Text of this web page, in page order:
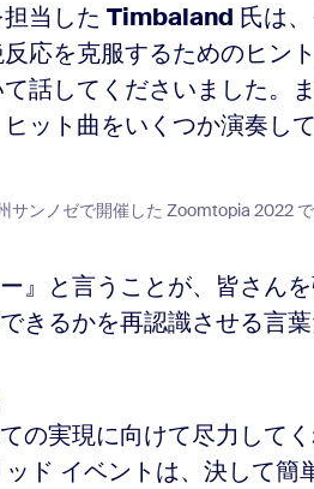
当した Timbaland 氏は
応を克服するためのヒン
話してくださいました。
ット曲をいくつか演奏し
サンノゼで開催した Zoomtopia 2022
ー』と言うことが、皆さん
きるかを再認識させる言葉
の実現に向けて尽力して
ド イベントは、決して